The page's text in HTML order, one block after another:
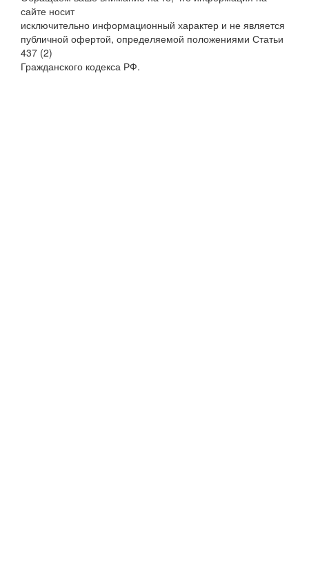
сайте носит
исключительно информационный характер и не является
публичной офертой, определяемой положениями Статьи
437 (2)
Гражданского кодекса РФ.